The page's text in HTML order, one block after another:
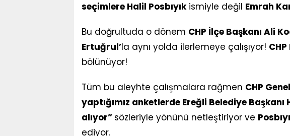
seçimlere Halil Posbıyıkismiyle değil Emrah
Bu doğrultuda o dönem CHP İlçe Başkanı Ali
Ertuğrul’la aynı yolda ilerlemeye çalışıyor!
bölünüyor!
Tüm bu aleyhte çalışmalara rağmen CHP
yaptığımız anketlerde Ereğli Belediye Başkanı
alıyor” sözleriyle yönünü netleştiriyor ve
ediyor.